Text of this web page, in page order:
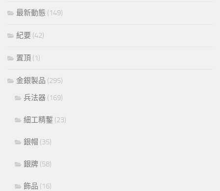
最新動態 (149)
紀要 (42)
置頂 (1)
金銀製品 (295)
兵法器 (169)
細工精鏨 (23)
銀帽 (35)
銀牌 (58)
飾品 (16)